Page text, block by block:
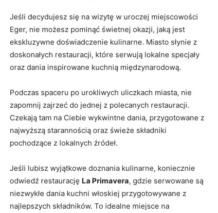
Jeśli decydujesz się na wizytę w‍ uroczej miejscowości
Eger,⁢ nie możesz pominąć świetnej ⁤okazji, jaką jest
ekskluzywne doświadczenie kulinarne. Miasto słynie z
doskonałych restauracji, które serwują lokalne specjały
oraz dania⁣ inspirowane kuchnią międzynarodową.
Podczas spaceru⁤ po urokliwych uliczkach miasta, nie
zapomnij⁢ zajrzeć‍ do jednej z polecanych restauracji.
Czekają tam⁣ na​ Ciebie ⁢wykwintne dania, przygotowane‌ z
najwyższą starannością oraz świeże składniki
pochodzące ⁤z lokalnych źródeł.
Jeśli lubisz ‌wyjątkowe ⁢doznania kulinarne, koniecznie
odwiedź restaurację⁢ La Primavera, gdzie serwowane są
‌niezwykłe dania kuchni włoskiej przygotowywane z
najlepszych ⁢składników. To idealne miejsce na